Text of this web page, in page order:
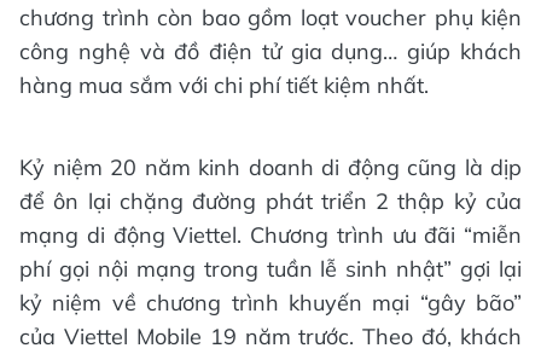
chương trình còn bao gồm loạt voucher phụ kiện
công nghệ và đồ điện tử gia dụng… giúp khách
hàng mua sắm với chi phí tiết kiệm nhất.
Kỷ niệm 20 năm kinh doanh di động cũng là dịp
để ôn lại chặng đường phát triển 2 thập kỷ của
mạng di động Viettel. Chương trình ưu đãi “miễn
phí gọi nội mạng trong tuần lễ sinh nhật” gợi lại
kỷ niệm về chương trình khuyến mại “gây bão”
của Viettel Mobile 19 năm trước. Theo đó, khách